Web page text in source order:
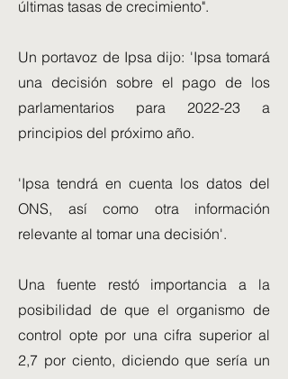
últimas tasas de crecimiento".
Un portavoz de Ipsa dijo: 'Ipsa tomará
una decisión sobre el pago de los
parlamentarios para 2022-23 a
principios del próximo año.
'Ipsa tendrá en cuenta los datos del
ONS, así como otra información
relevante al tomar una decisión'.
Una fuente restó importancia a la
posibilidad de que el organismo de
control opte por una cifra superior al
2,7 por ciento, diciendo que sería un